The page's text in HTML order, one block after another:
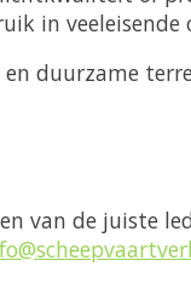
in veeleisende
en duurzame
van de juiste